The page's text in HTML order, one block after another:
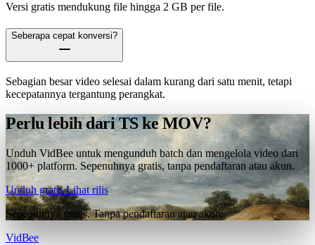
Versi gratis mendukung file hingga 2 GB per file.
Seberapa cepat konversi?
Sebagian besar video selesai dalam kurang dari satu menit, tetapi
kecepatannya tergantung perangkat.
Perlu lebih dari TS ke MOV?
Unduh VidBee untuk mengunduh batch dan mengelola video dari
1000+ platform. Sepenuhnya gratis, tanpa pendaftaran atau akun.
Unduh gratisLihat rilis
Sepenuhnya gratis. Tanpa pendaftaran atau akun.
VidBee